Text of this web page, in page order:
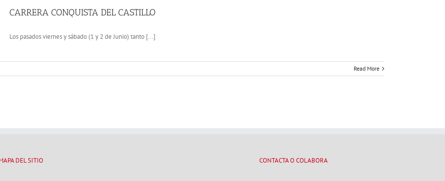
CARRERA CONQUISTA DEL CASTILLO
Los pasados viernes y sábado (1 y 2 de Junio) tanto [...]
Read More
DEL SITIO CONTACTA O COLABORA